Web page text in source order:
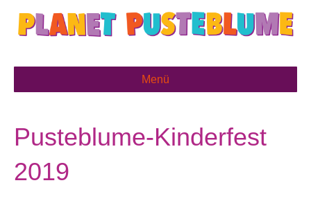
Menü
Pusteblume-Kinderfest
2019